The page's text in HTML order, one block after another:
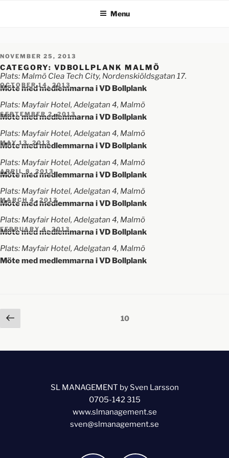
Menu
CATEGORY: VDBOLLPLANK MALMÖ
NOVEMBER 25, 2013
Plats: Malmö Clea Tech City, Nordenskiöldsgatan 17.
Möte med medlemmarna i VD Bollplank
OCTOBER 14, 2013
Plats: Mayfair Hotel, Adelgatan 4, Malmö
Möte med medlemmarna i VD Bollplank
SEPTEMBER 2, 2013
Plats: Mayfair Hotel, Adelgatan 4, Malmö
Möte med medlemmarna i VD Bollplank
MAY 13, 2013
Plats: Mayfair Hotel, Adelgatan 4, Malmö
Möte med medlemmarna i VD Bollplank
APRIL 8, 2013
Plats: Mayfair Hotel, Adelgatan 4, Malmö
Möte med medlemmarna i VD Bollplank
MARCH 4, 2013
Plats: Mayfair Hotel, Adelgatan 4, Malmö
Möte med medlemmarna i VD Bollplank
FEBRUARY 4, 2013
Plats: Mayfair Hotel, Adelgatan 4, Malmö
Möte med medlemmarna i VD Bollplank
10
SL MANAGEMENT by Sven Larsson
0705-142 315
www.slmanagement.se
sven@slmanagement.se